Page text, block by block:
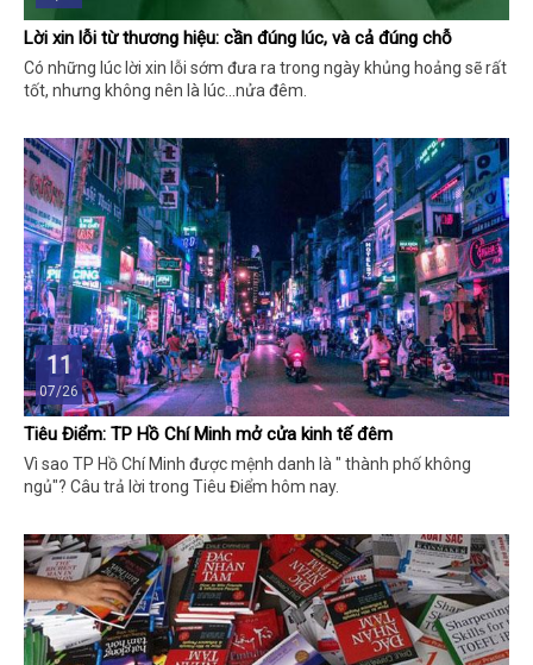
Lời xin lỗi từ thương hiệu: cần đúng lúc, và cả đúng chỗ
Có những lúc lời xin lỗi sớm đưa ra trong ngày khủng hoảng sẽ rất
tốt, nhưng không nên là lúc...nửa đêm.
11
07/26
Tiêu Điểm: TP Hồ Chí Minh mở cửa kinh tế đêm
Vì sao TP Hồ Chí Minh được mệnh danh là " thành phố không
ngủ"? Câu trả lời trong Tiêu Điểm hôm nay.